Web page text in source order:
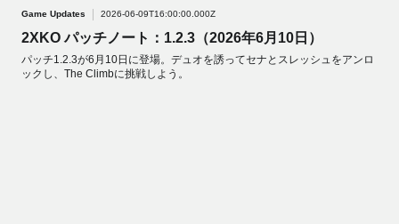
Game Updates 2026-06-09T16:00:00.000Z
2XKO パッチノート：1.2.3（2026年6月10日）
パッチ1.2.3が6月10日に登場。デュオを誘ってセナとスレッシュをアンロ
ックし、The Climbに挑戦しよう。